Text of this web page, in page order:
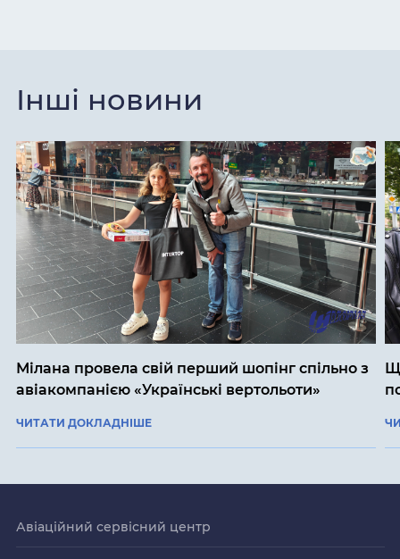
Інші новини
Мілана провела свій перший шопінг спільно з
авіакомпанією «Українські вертольоти»
ЧИТАТИ ДОКЛАДНІШЕ
Авіаційний сервісний центр